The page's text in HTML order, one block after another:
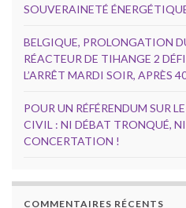
SOUVERAINETÉ
BELGIQUE, PROLONGATION
RÉACTEUR DE TIHANGE 2
L’ARRÊT MARDI SOIR, APRÈS
POUR UN RÉFÉRENDUM SUR
CIVIL : NI DÉBAT TRONQUÉ,
CONCERTATION !
COMMENTAIRES RÉCENTS